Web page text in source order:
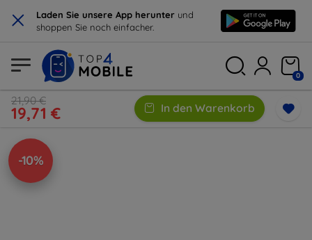
× Laden Sie unsere App herunter und
shoppen Sie noch einfacher.
0
21,90 €
19,71 € In den Warenkorb
-10%